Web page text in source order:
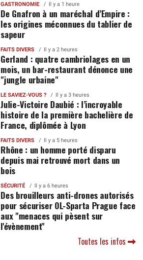
GASTRONOMIE Il y a 1 heure
De Gnafron à un maréchal d’Empire :
les origines méconnues du tablier de
sapeur
FAITS DIVERS Il y a 2 heures
Gerland : quatre cambriolages en un
mois, un bar-restaurant dénonce une
"jungle urbaine"
LE SAVIEZ-VOUS ? Il y a 3 heures
Julie-Victoire Daubié : l’incroyable
histoire de la première bachelière de
France, diplômée à Lyon
FAITS DIVERS Il y a 5 heures
Rhône : un homme porté disparu
depuis mai retrouvé mort dans un
bois
SÉCURITÉ Il y a 6 heures
Des brouilleurs anti-drones autorisés
pour sécuriser OL-Sparta Prague face
aux "menaces qui pèsent sur
l'évènement"
Toutes les infos